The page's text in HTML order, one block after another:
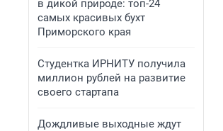
в дикой природе: топ-24
самых красивых бухт
Приморского края
Студентка ИРНИТУ получила
миллион рублей на развитие
своего стартапа
Дождливые выходные ждут